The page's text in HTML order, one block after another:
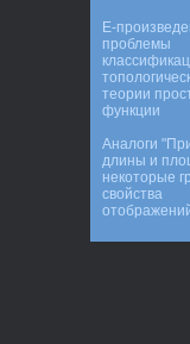
Е-
проблемы
теории
функции
Аналоги
длины и
некоторые
свойства